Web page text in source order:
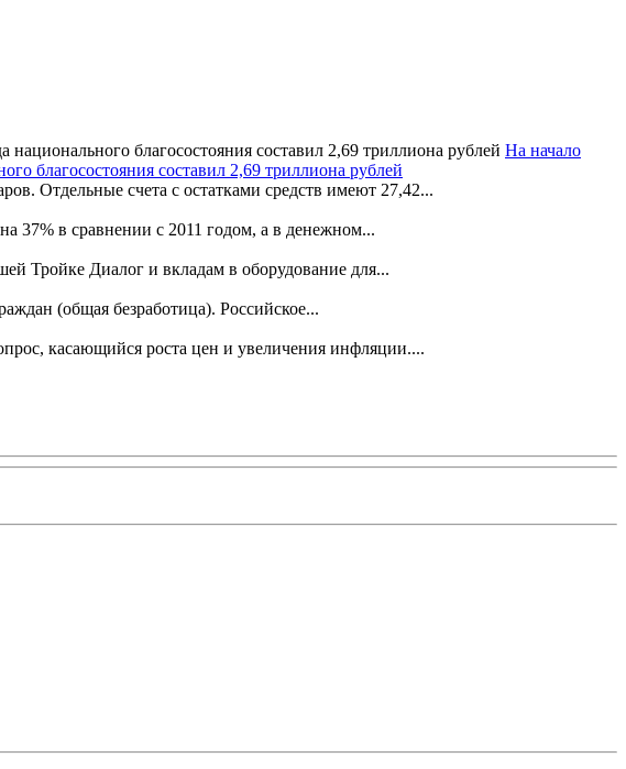
На начало
благосостояния составил 2,69 триллиона рублей
Отдельные счета с остатками средств имеют 27,42...
37% в сравнении с 2011 годом, а в денежном...
Тройке Диалог и вкладам в оборудование для...
(общая безработица). Российское...
касающийся роста цен и увеличения инфляции....